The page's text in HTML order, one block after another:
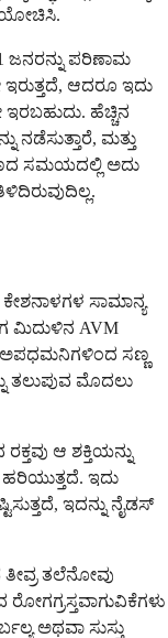
ಯೋಚಿಸಿ.
ಜನರನ್ನು ಪರಿಣಾಮ
ಇರುತ್ತದೆ, ಆದರೂ ಇದು
ಹೆಚ್ಚಿನ
ನಡೆಸುತ್ತಾರೆ, ಮತ್ತು
ಸಮಯದಲ್ಲಿ ಅದು
ಸಾಮಾನ್ಯ
ಮಿದುಳಿನ AVM
ಅಪಧಮನಿಗಳಿಂದ ಸಣ್ಣ
ತಲುಪುವ ಮೊದಲು
ಆ ಶಕ್ತಿಯನ್ನು
ಇದು
ಇದನ್ನು ನೈಡಸ್
ತಲೆನೋವು
ಅಥವಾ ಸುಸ್ತು